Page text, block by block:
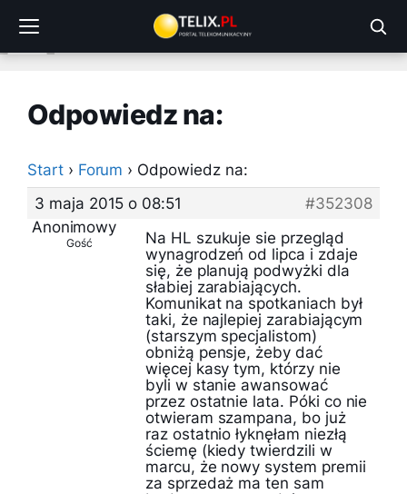
treści
Odpowiedz na:
Start › Forum › Odpowiedz na:
3 maja 2015 o 08:51
#352308
Anonimowy
Gość
Na HL szukuje sie przegląd
wynagrodzeń od lipca i zdaje
się, że planują podwyżki dla
słabiej zarabiających.
Komunikat na spotkaniach był
taki, że najlepiej zarabiającym
(starszym specjalistom)
obniżą pensje, żeby dać
więcej kasy tym, którzy nie
byli w stanie awansować
przez ostatnie lata. Póki co nie
otwieram szampana, bo już
raz ostatnio łyknęłam niezłą
ściemę (kiedy twierdzili w
marcu, że nowy system premii
za sprzedaż ma ten sam